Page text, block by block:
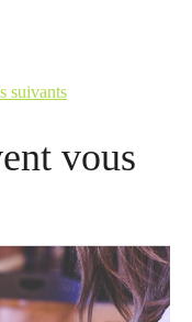
suivants
vous